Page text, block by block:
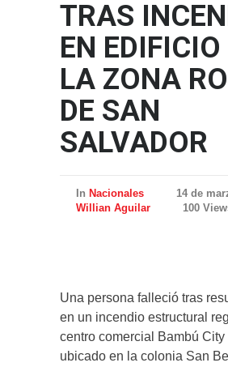
TRAS
EN EDIFICIO
LA ZONA
DE SAN
SALVADOR
In Nacionales
14 de
Willian Aguilar
100
Una persona falleció tras
en un incendio estructural
centro comercial Bambú City
ubicado en la colonia San